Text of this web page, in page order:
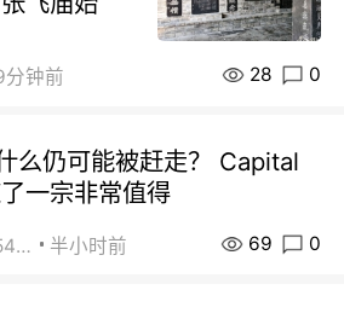
分钟前 28 0
么仍可能被赶走？ Capital
一宗非常值得
街友90454511 半小时前 69 0